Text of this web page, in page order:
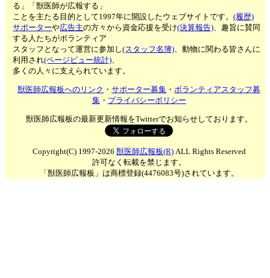
る」「獣医師が広報する」
ことを主たる目的として1997年に開設したウェブサイトです。(履歴)
サポーターや広告主の方々から資金応援を受け(決算報告)、趣旨に賛同
する人たちがボランティア
スタッフとなって運営に参加し(スタッフ名簿)、動物に関わる皆さんに
利用され(ページビュー統計)、
多くの人々に支えられています。
獣医師広報板へのリンク ・サポーター募集 ・ボランティアスタッフ募
集・ プライバシーポリシー
獣医師広報板の最新更新情報をTwitterでお知らせしております。
Copyright(C) 1997-2026 獣医師広報板(R)ALL Rights Reserved
許可なく転載を禁じます。
「獣医師広報板」は商標登録(4476083号)されています。